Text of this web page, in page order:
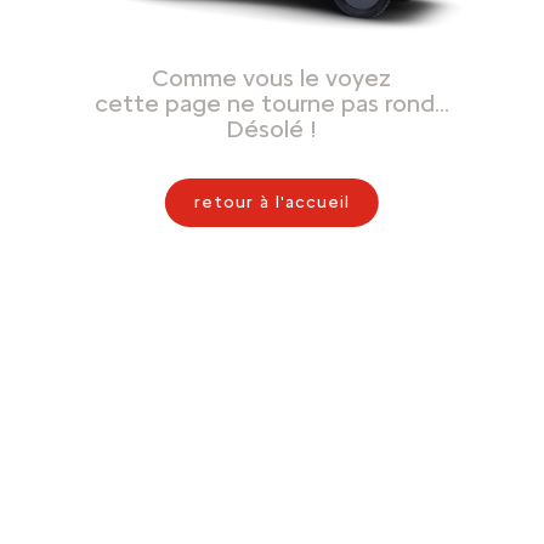
Comme vous le voyez
cette page ne tourne pas rond…
Désolé !
retour à l'accueil